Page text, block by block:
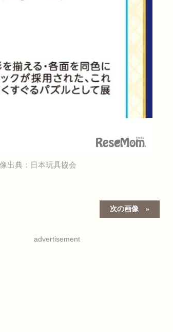
出典：日本玩具協会
次の画像
advertisement